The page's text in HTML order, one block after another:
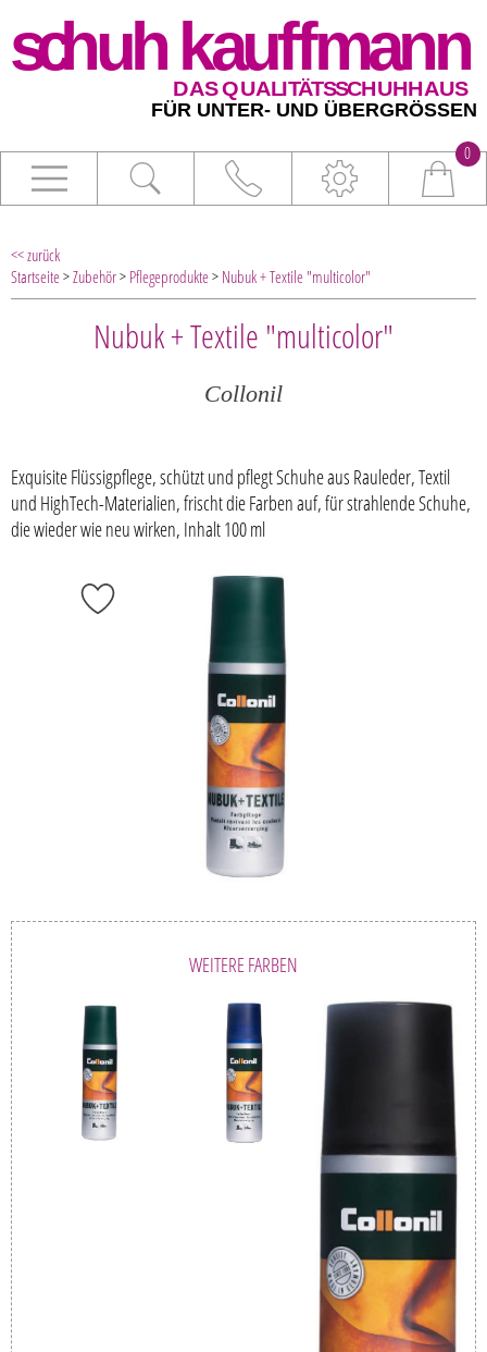
0
<< zurück
Startseite>Zubehör> Pflegeprodukte> Nubuk + Textile "multicolor"
Nubuk + Textile "multicolor"
Collonil
Exquisite Flüssigpflege, schützt und pflegt Schuhe aus Rauleder, Textil
und HighTech-Materialien, frischt die Farben auf, für strahlende Schuhe,
die wieder wie neu wirken, Inhalt 100 ml
WEITERE FARBEN